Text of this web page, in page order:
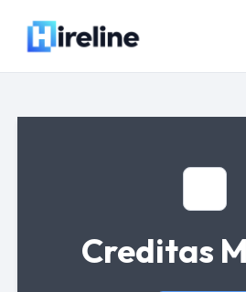
Creditas